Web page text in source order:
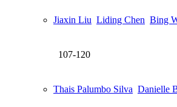
Jiaxin Liu Liding Chen Bing
107-120
Thais Palumbo Silva Danielle